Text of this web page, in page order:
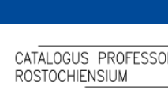
Browsen
direkt zum Inhalt